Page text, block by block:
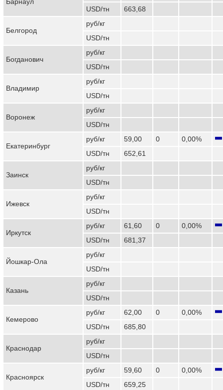
USD/тн
663,68
Белгород
руб/кг
USD/тн
Богданович
руб/кг
USD/тн
Владимир
руб/кг
USD/тн
Воронеж
руб/кг
USD/тн
Екатеринбург
руб/кг 59,00 0
0,00%
USD/тн
652,61
Заинск
руб/кг
USD/тн
Ижевск
руб/кг
USD/тн
Иркутск
руб/кг 61,60 0
0,00%
USD/тн
681,37
Йошкар-Ола
руб/кг
USD/тн
Казань
руб/кг
USD/тн
Кемерово
руб/кг 62,00 0
0,00%
USD/тн
685,80
Краснодар
руб/кг
USD/тн
Красноярск
руб/кг 59,60 0
0,00%
USD/тн
659,25